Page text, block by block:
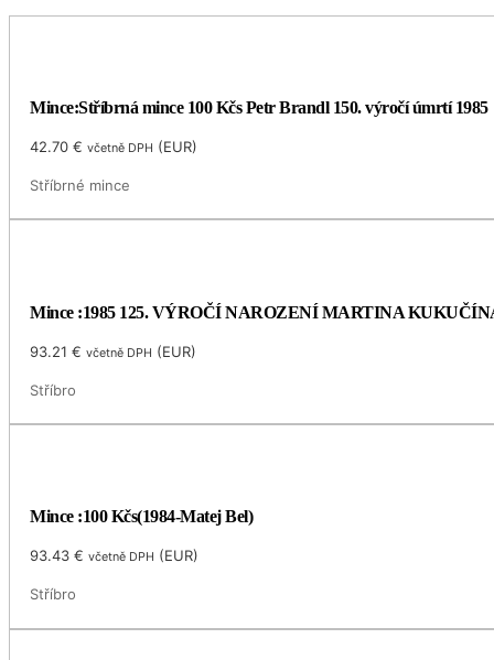
Mince:Stříbrná mince 100 Kčs Petr Brandl 150. výročí úmrtí 1985
42.70€ včetně DPH (EUR)
Stříbrné mince
Mince :1985 125. VÝROČÍ NAROZENÍ MARTINA
93.21€ včetně DPH (EUR)
Stříbro
Mince :100 Kčs(1984-Matej Bel)
93.43€ včetně DPH (EUR)
Stříbro